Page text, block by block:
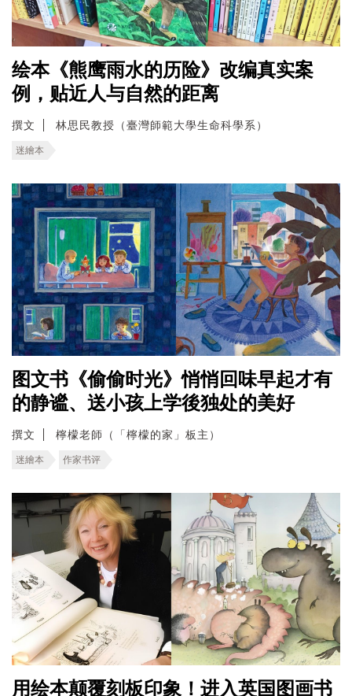
绘本《熊鹰雨水的历险》改编真实案
例，贴近人与自然的距离
撰文 林思民教授（臺灣師範大學生命科學系）
迷繪本
图文书《偷偷时光》悄悄回味早起才有
的静谧、送小孩上学後独处的美好
撰文 檸檬老師（「檸檬的家」板主）
迷繪本 作家书评
用绘本颠覆刻板印象！进入英国图画书